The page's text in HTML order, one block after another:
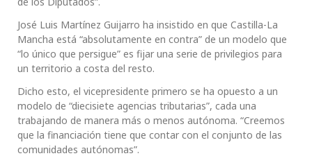
José Luis Martínez Guijarro ha insistido en que Castilla-La
Mancha está “absolutamente en contra” de un modelo que
“lo único que persigue” es fijar una serie de privilegios para
un territorio a costa del resto.
Dicho esto, el vicepresidente primero se ha opuesto a un
modelo de “diecisiete agencias tributarias”, cada una
trabajando de manera más o menos autónoma. “Creemos
que la financiación tiene que contar con el conjunto de las
comunidades autónomas”.